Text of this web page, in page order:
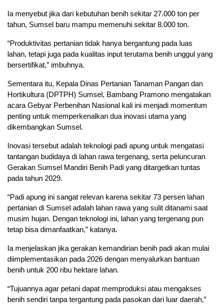
Ia menyebut jika dari kebutuhan benih sekitar 27.000 ton per
tahun, Sumsel baru mampu memenuhi sekitar 8.000 ton.
“Produktivitas pertanian tidak hanya bergantung pada luas
lahan, tetapi juga pada kualitas input terutama benih unggul yang
bersertifikat,” imbuhnya.
Sementara itu, Kepala Dinas Pertanian Tanaman Pangan dan
Hortikultura (DPTPH) Sumsel, Bambang Pramono mengatakan
acara Gebyar Perbenihan Nasional kali ini menjadi momentum
penting untuk memperkenalkan dua inovasi utama yang
dikembangkan Sumsel.
Inovasi tersebut adalah teknologi padi apung untuk mengatasi
tantangan budidaya di lahan rawa tergenang, serta peluncuran
Gerakan Sumsel Mandiri Benih Padi yang ditargetkan tuntas
pada tahun 2029.
“Padi apung ini sangat relevan karena sekitar 73 persen lahan
pertanian di Sumsel adalah lahan rawa yang sulit ditanami saat
musim hujan. Dengan teknologi ini, lahan yang tergenang pun
tetap bisa dimanfaatkan,” katanya.
Ia menjelaskan jika gerakan kemandirian benih padi akan mulai
diimplementasikan pada 2026 dengan menyalurkan bantuan
benih untuk 200 ribu hektare lahan.
“Tujuannya agar petani dapat memproduksi atau mengakses
benih sendiri tanpa tergantung pada pasokan dari luar daerah,”